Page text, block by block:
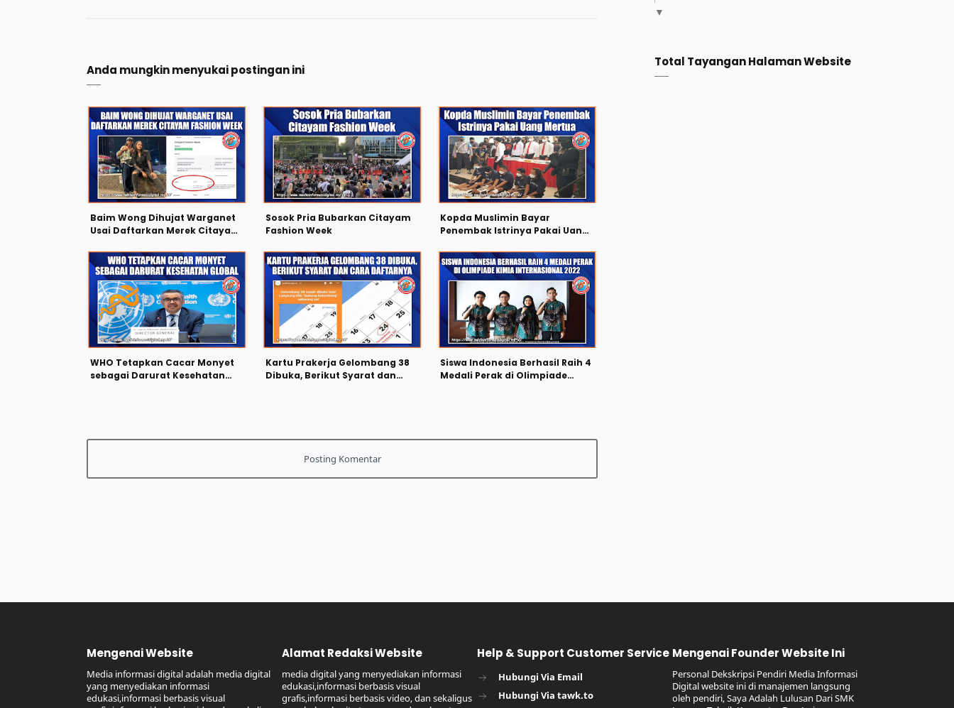
Anda mungkin menyukai postingan ini
Baim Wong Dihujat Warganet
Usai Daftarkan Merek Citayam
Sosok Pria Bubarkan Citayam
Fashion Week
Kopda Muslimin Bayar
Penembak Istrinya Pakai Uang
WHO Tetapkan Cacar Monyet
sebagai Darurat Kesehatan
Kartu Prakerja Gelombang 38
Dibuka, Berikut Syarat dan
Siswa Indonesia Berhasil Raih 4
Medali Perak di Olimpiade
▼
Total Tayangan Halaman Website
Mengenai Website
Media informasi digital adalah media digital
yang menyediakan informasi
edukasi,informasi berbasis visual
Alamat Redaksi Website
media digital yang menyediakan informasi
edukasi,informasi berbasis visual
grafis,informasi berbasis video, dan sekaligus
Help & Support Customer Service
Hubungi Via Email
Hubungi Via tawk.to
Mengenai Founder Website Ini
Personal Dekskripsi Pendiri Media Informasi
Digital website ini di manajemen langsung
oleh pendiri, Saya Adalah Lulusan Dari SMK